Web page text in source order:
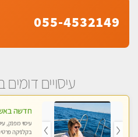
055-4532149
עיסויים דומים
עיסוי מפנק,
בקלניקה